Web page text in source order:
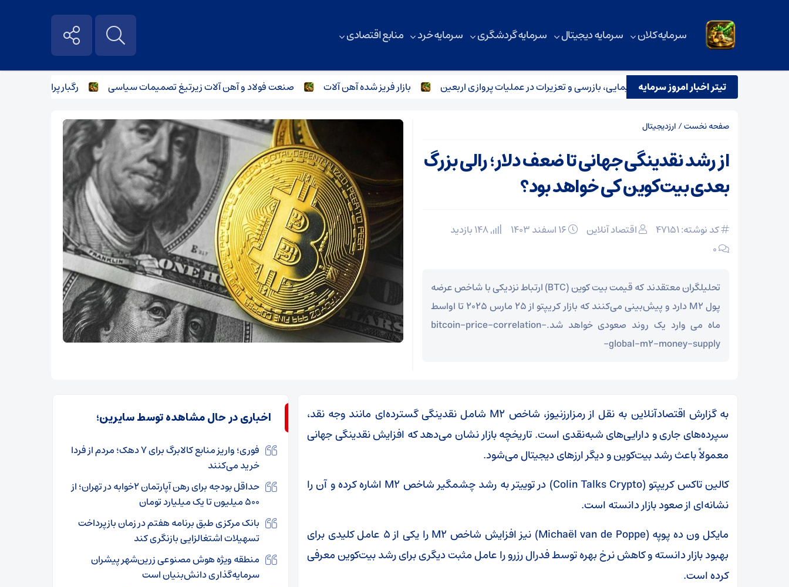
سرمایه کلان سرمایه دیجیتال سرمایه گردشگری سرمایه خرد منابع اقتصادی
تیتر اخبار امروز سرمایه
تیم مشترک نظارتی سازمان هواپیمایی، بازرسی و تعزیرات در عملیات پروازی اربعین بازار فریز شده آهن آلات صنعت فولاد و آهن آلات زیر‌تیغ تصمیمات سیاسی رگبار پراکنده در نیمه
صفحه نخست/ ارزدیجیتال
از رشد نقدینگی جهانی تا ضعف دلار؛ رالی بزرگ
بعدی بیت‌کوین کی خواهد بود؟
کد نوشته: 47151 اقتصاد آنلاین
۰
تحلیلگران معتقدند که قیمت بیت‌ کوین (BTC) ارتباط نزدیکی با شاخص عرضه
پول M2 دارد و پیش‌بینی می‌کنند که بازار کریپتو از ۲۵ مارس ۲۰۲۵ تا اواسط
ماه می وارد یک روند صعودی خواهد شد.bitcoin-price-correlation-
global-m2-money-supply-
به گزارش اقتصادآنلاین به نقل از رمزارزنیوز، شاخص M2 شامل نقدینگی گسترده‌ای مانند وجه نقد،
سپرده‌های جاری و دارایی‌های شبه‌نقدی است. تاریخچه بازار نشان می‌دهد که افزایش نقدینگی جهانی
معمولاً باعث رشد بیت‌کوین و دیگر ارزهای دیجیتال می‌شود.
کالین تاکس کریپتو (Colin Talks Crypto) در توییتر به رشد چشمگیر شاخص M2 اشاره کرده و آن را
نشانه‌ای از صعود بازار دانسته است.
مایکل ون ده پوپه (Michaël van de Poppe) نیز افزایش شاخص M2 را یکی از ۵ عامل کلیدی برای
بهبود بازار دانسته و کاهش نرخ بهره توسط فدرال رزرو را عامل مثبت دیگری برای رشد بیت‌کوین معرفی
کرده است.
اخباری در حال مشاهده توسط سایرین؛
فوری؛ واریز منابع کالابرگ برای ۷ دهک؛ مردم از فردا
خرید می‌کنند
حداقل بودجه برای رهن آپارتمان ۲خوابه در تهران؛ از
۵۰۰ میلیون تا یک میلیارد تومان
بانک مرکزی طبق برنامه هفتم در زمان بازپرداخت
تسهیلات اشتغالزایی بازنگری کند
منطقه ویژه هوش مصنوعی زرین‌شهر پیشران
سرمایه‌گذاری دانش‌بنیان است